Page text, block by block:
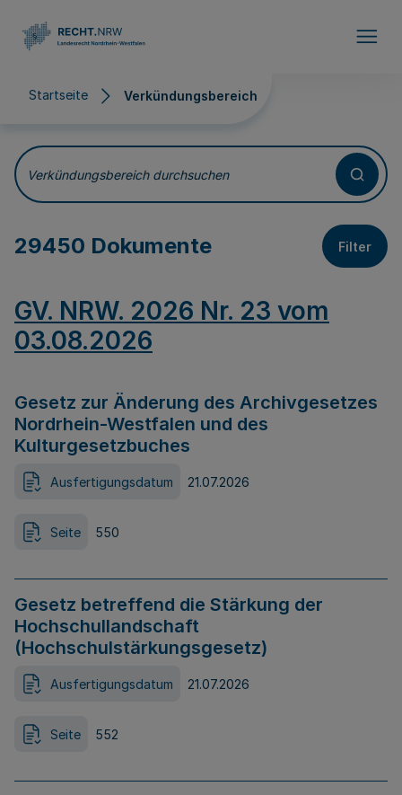
Startseite Verkündungsbereich
Verkündungsbereich
Verkündungsbereich durchsuchen
29450 Dokumente Filter
GV. NRW. 2026 Nr. 23 vom
03.08.2026
Gesetz zur Änderung des Archivgesetzes
Nordrhein-Westfalen und des
Kulturgesetzbuches
Ausfertigungsdatum 21.07.2026
Seite 550
Gesetz betreffend die Stärkung der
Hochschullandschaft
(Hochschulstärkungsgesetz)
Ausfertigungsdatum 21.07.2026
Seite 552